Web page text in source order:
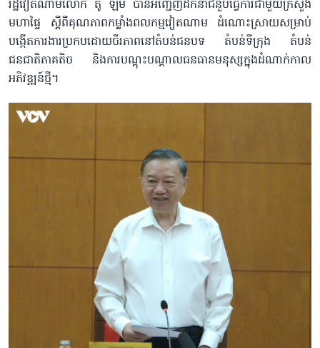
រដ្ឋវៀតណាមលោក តូ ឡឹម បានអញ្ជើញដឹកនាំជំនួបធ្វើការជាមួយក្រសួង
មហាផ្ទៃ ស្តីពីគុណភាពកម្លាំងពលកម្មវៀតណាម ដំណោះស្រាយសម្រាប់
បង្កើតការងារប្រកបដោយចីរភាពនៅតំបន់ជនបទ តំបន់ទីក្រុង តំបន់
ជនជាតិភាគតិច និងការបណ្តុះបណ្តាលធនធានមនុស្សក្នុងដំណាក់កាល
អភិវឌ្ឍន៍ថ្មី។